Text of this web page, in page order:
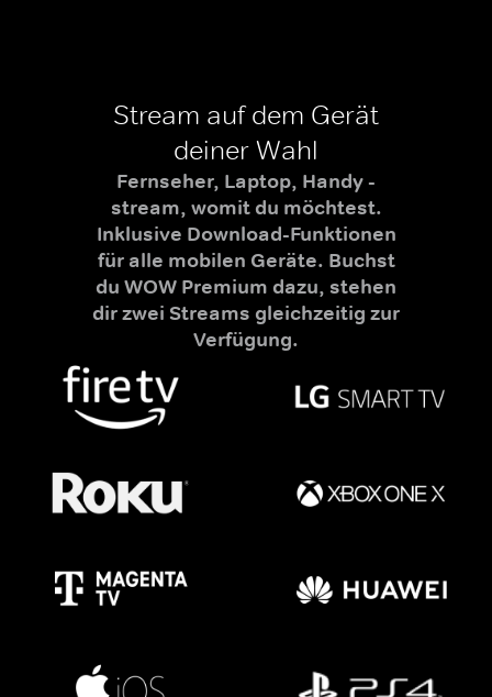
Stream auf dem Gerät
deiner Wahl
Fernseher, Laptop, Handy -
stream, womit du möchtest.
Inklusive Download-Funktionen
für alle mobilen Geräte. Buchst
du WOW Premium dazu, stehen
dir zwei Streams gleichzeitig zur
Verfügung.